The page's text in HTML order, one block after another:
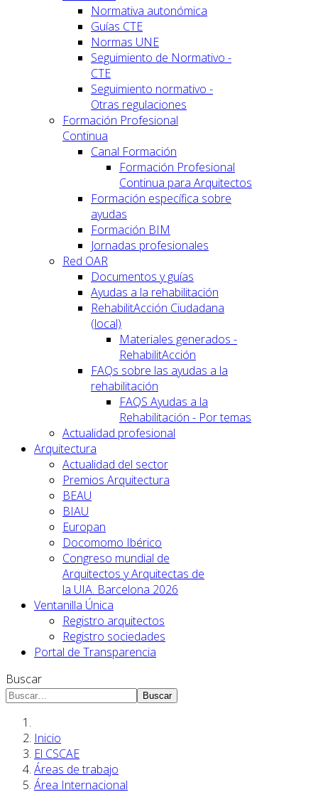
Normativa autonómica
Guías CTE
Normas UNE
Seguimiento de Normativo -
CTE
Seguimiento normativo -
Otras regulaciones
Formación Profesional
Continua
Canal Formación
Formación Profesional
Continua para Arquitectos
Formación específica sobre
ayudas
Formación BIM
Jornadas profesionales
Red OAR
Documentos y guías
Ayudas a la rehabilitación
RehabilitAcción Ciudadana
(local)
Materiales generados -
RehabilitAcción
FAQs sobre las ayudas a la
rehabilitación
FAQS Ayudas a la
Rehabilitación - Por temas
Actualidad profesional
Arquitectura
Actualidad del sector
Premios Arquitectura
BEAU
BIAU
Europan
Docomomo Ibérico
Congreso mundial de
Arquitectos y Arquitectas de
la UIA. Barcelona 2026
Ventanilla Única
Registro arquitectos
Registro sociedades
Portal de Transparencia
Buscar
Buscar
Inicio
El CSCAE
Áreas de trabajo
Área Internacional